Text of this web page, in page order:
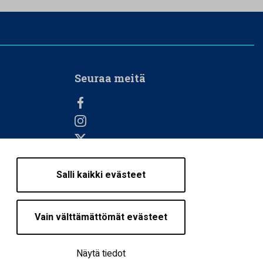
Salli kaikki evästeet
Vain välttämättömät evästeet
Näytä tiedot
Seuraa meitä